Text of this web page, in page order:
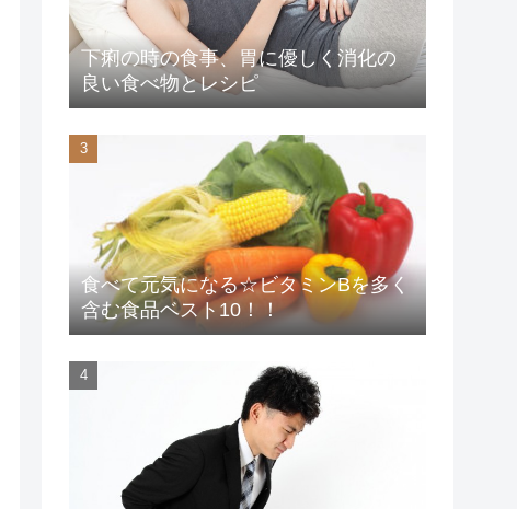
下痢の時の食事、胃に優しく消化の
良い食べ物とレシピ
食べて元気になる☆ビタミンBを多く
含む食品ベスト10！！